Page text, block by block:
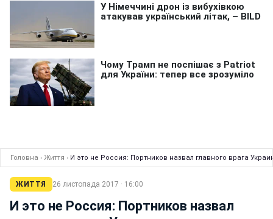
Головна › Життя › И это не Россия: Портников назвал главного врага
ЖИТТЯ 26 листопада 2017 · 16:00
И это не Россия: Портников назвал